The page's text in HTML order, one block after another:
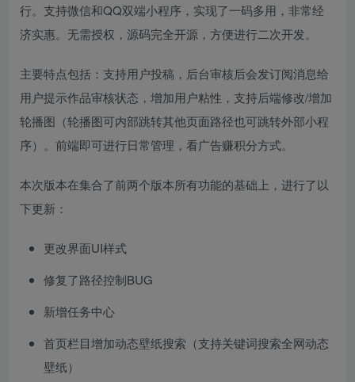
行。支持微信和QQ双端小程序，实现了一码多用，非常经
济实惠。无需授权，源码完全开源，方便进行二次开发。
主要特点包括：支持用户投稿，后台审核后会发订阅消息给
用户提示作品审核状态，增加用户粘性，支持后端修改/增加
轮播图（轮播图可内部跳转其他页面路径也可跳转外部小程
序）。前端即可进行日常管理，看广告赚积分方式。
本次版本在集合了前两个版本所有功能的基础上，进行了以
下更新：
更改界面UI样式
修复了路径控制BUG
新增任务中心
首页栏目增加动态壁纸搜索（支持关键词搜索全网动态
壁纸）